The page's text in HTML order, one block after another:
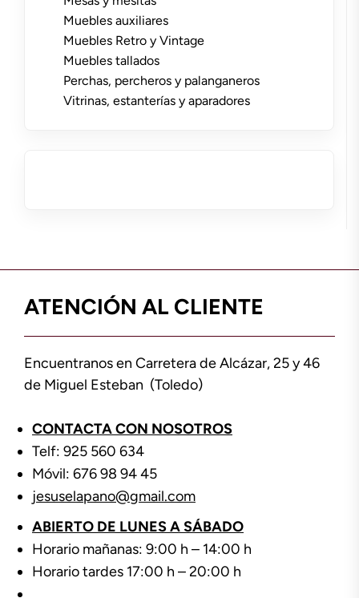
Muebles auxiliares
Muebles Retro y Vintage
Muebles tallados
Perchas, percheros y palanganeros
Vitrinas, estanterías y aparadores
ATENCIÓN AL CLIENTE
Encuentranos en Carretera de Alcázar, 25 y 46
de Miguel Esteban (Toledo)
CONTACTA CON NOSOTROS
Telf: 925 560 634
Móvil: 676 98 94 45
jesuselapano@gmail.com
ABIERTO DE LUNES A SÁBADO
Horario mañanas: 9:00 h – 14:00 h
Horario tardes 17:00 h – 20:00 h